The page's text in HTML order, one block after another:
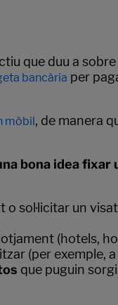
que duu a
bancària per
mòbil, de manera
bona idea fixar
sol·licitar un
(hotels,
(per exemple, a
que puguin